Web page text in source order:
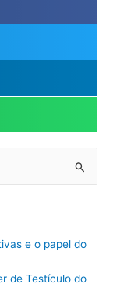
e o papel do
de Testículo do